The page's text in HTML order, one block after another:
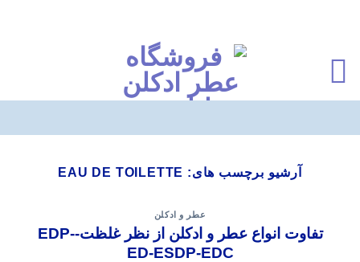
آرشیو برچسب های: EAU DE TOILETTE
عطر و ادکلن
تفاوت انواع عطر و ادکلن از نظر غلظت-EDP-
ED-ESDP-EDC